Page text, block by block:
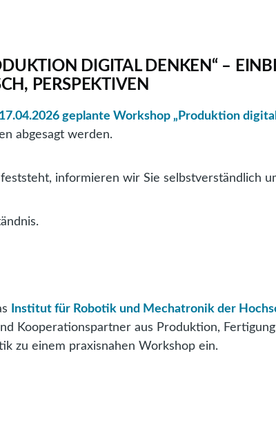
DIGITAL DENKEN“ –
PERSPEKTIVEN
17.04.2026 geplante Workshop „Produktion
abgesagt werden.
informieren wir Sie selbstverständlich
Institut für Robotik und Mechatronik der
Kooperationspartner aus Produktion,
zu einem praxisnahen Workshop ein.